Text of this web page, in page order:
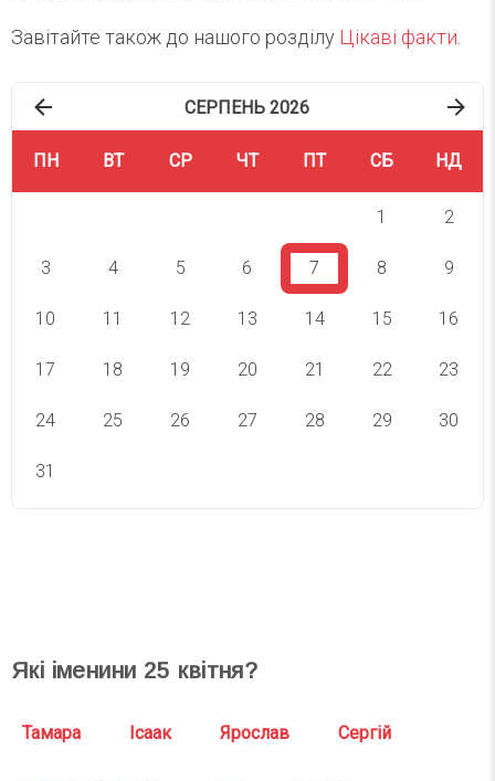
Завітайте також до нашого розділу Цікаві факти
СЕРПЕНЬ 2026
ПН ВТ СР ЧТ ПТ СБ НД
1 2
3 4 5 6 7 8 9
10 11 12 13 14 15 16
17 18 19 20 21 22 23
24 25 26 27 28 29 30
31
Які іменини 25 квітня?
Тамара Ісаак Ярослав Сергій